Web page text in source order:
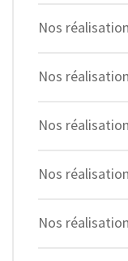
Nos
Nos
Nos
Nos
Nos